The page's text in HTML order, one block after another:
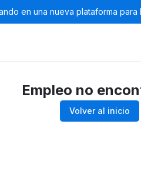
en una nueva plataforma para
Empleo no
Volver al inicio